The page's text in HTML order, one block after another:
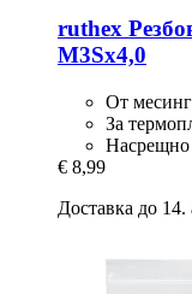
ruthex
M3Sx4,0
От месинг
За
Насрещно
€ 8,99
Доставка до 14.